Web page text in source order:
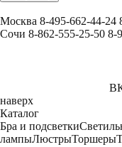
Москва 8-495-662-44-24
Сочи 8-862-555-25-50 8-
наверх
Каталог
Бра и подсветки
лампыЛюстрыТоршеры